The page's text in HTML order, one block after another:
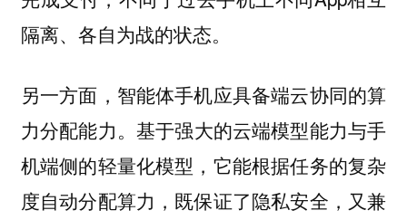
隔离、各自为战的状态。
另一方面，智能体手机应具备端云协同的算
力分配能力。 基于强大的云端模型能力与手
机端侧的轻量化模型，它能根据任务的复杂
度自动分配算力，既保证了隐私安全，又兼